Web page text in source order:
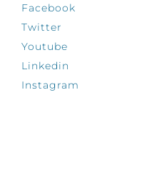
Facebook
Twitter
Youtube
Linkedin
Instagram